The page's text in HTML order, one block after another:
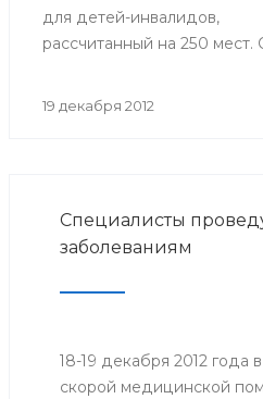
для детей-инвалидов,
рассчитанный на 250 мест.
координационного Совета
19 декабря 2012
Специалисты
заболеваниям
18-19 декабря 2012 года
скорой медицинской